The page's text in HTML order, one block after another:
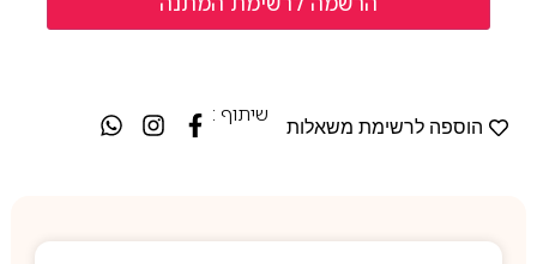
הוספה לרשימת משאלות
שיתוף :